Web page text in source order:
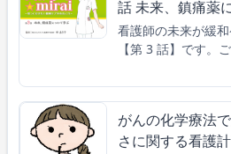
話 未来、鎮痛薬
看護師の未来が緩
【第 3 話】です
がんの化学療法
さに関する看護